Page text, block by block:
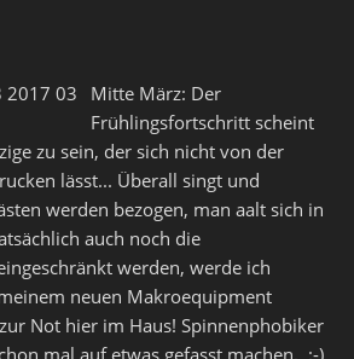
Mitte März: Der
Frühlingsfortschritt scheint
zu sein, der sich nicht von der
lässt... Überall singt und
werden bezogen, man aalt sich in
auch noch die
werden, werde ich
neuen Makroequipment
Not hier im Haus! Spinnenphobiker
mal auf etwas gefasst machen. :-)